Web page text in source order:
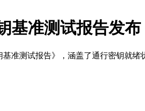
基准测试报告发布
准测试报告》，涵盖了通行密钥就绪